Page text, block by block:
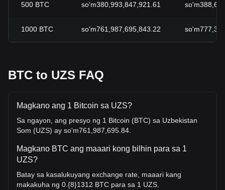
500 BTC so'm380,993,847,921.61
1000 BTC so'm761,987,695,843.22
BTC to UZS FAQ
Magkano ang 1 Bitcoin sa UZS?
Sa ngayon, ang presyo ng 1 Bitcoin (BTC) sa Uzbekistan
Som (UZS) ay so'm761,987,695.84.
Magkano BTC ang maaari kong bilhin para sa 1
UZS?
Batay sa kasalukuyang exchange rate, maaari kang
makakuha ng 0.{8}1312 BTC para sa 1 UZS.